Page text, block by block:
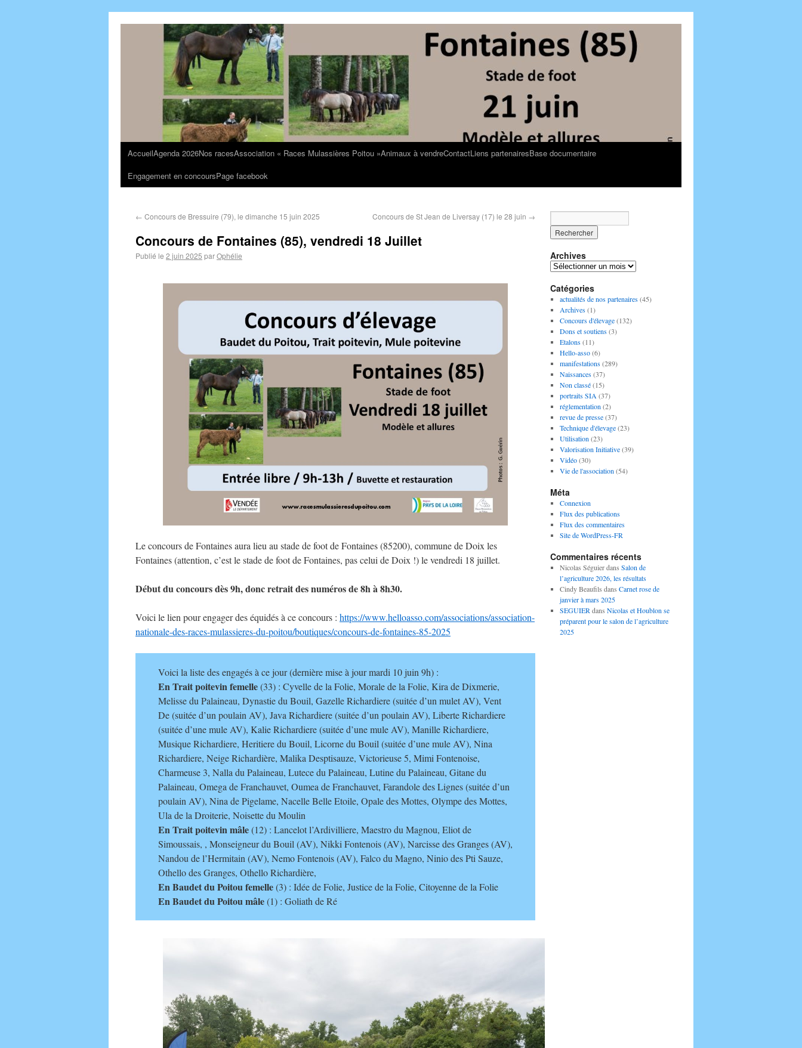
AccueilAgenda 2026Nos racesAssociation « Races Mulassières Poitou »Animaux à vendreContactLiens partenairesBase documentaire
Engagement en concoursPage facebook
← Concours de Bressuire (79), le dimanche 15 juin 2025 Concours de St Jean de Liversay (17) le 28 juin →
Concours de Fontaines (85), vendredi 18 Juillet
Publié le 2 juin 2025 parOphélie
Le concours de Fontaines aura lieu au stade de foot de Fontaines (85200), commune de Doix les
Fontaines (attention, c’est le stade de foot de Fontaines, pas celui de Doix !) le vendredi 18 juillet.
Début du concours dès 9h, donc retrait des numéros de 8h à 8h30.
Voici le lien pour engager des équidés à ce concours : https://www.helloasso.com/associations/association-
nationale-des-races-mulassieres-du-poitou/boutiques/concours-de-fontaines-85-2025
Voici la liste des engagés à ce jour (dernière mise à jour mardi 10 juin 9h) :
En Trait poitevin femelle(33) : Cyvelle de la Folie, Morale de la Folie, Kira de Dixmerie,
Melisse du Palaineau, Dynastie du Bouil, Gazelle Richardiere (suitée d’un mulet AV), Vent
De (suitée d’un poulain AV), Java Richardiere (suitée d’un poulain AV), Liberte Richardiere
(suitée d’une mule AV), Kalie Richardiere (suitée d’une mule AV), Manille Richardiere,
Musique Richardiere, Heritiere du Bouil, Licorne du Bouil (suitée d’une mule AV), Nina
Richardiere, Neige Richardière, Malika Desptisauze, Victorieuse 5, Mimi Fontenoise,
Charmeuse 3, Nalla du Palaineau, Lutece du Palaineau, Lutine du Palaineau, Gitane du
Palaineau, Omega de Franchauvet, Oumea de Franchauvet, Farandole des Lignes (suitée d’un
poulain AV), Nina de Pigelame, Nacelle Belle Etoile, Opale des Mottes, Olympe des Mottes,
Ula de la Droiterie, Noisette du Moulin
En Trait poitevin mâle(12) : Lancelot l’Ardivilliere, Maestro du Magnou, Eliot de
Simoussais, , Monseigneur du Bouil (AV), Nikki Fontenois (AV), Narcisse des Granges (AV),
Nandou de l’Hermitain (AV), Nemo Fontenois (AV), Falco du Magno, Ninio des Pti Sauze,
Othello des Granges, Othello Richardière,
En Baudet du Poitou femelle(3) : Idée de Folie, Justice de la Folie, Citoyenne de la Folie
En Baudet du Poitou mâle(1) : Goliath de Ré
Archives
Catégories
actualités de nos partenaires(45)
Archives(1)
Concours d'élevage(132)
Dons et soutiens(3)
Etalons(11)
Hello-asso(6)
manifestations(289)
Naissances(37)
Non classé(15)
portraits SIA (37)
réglementation (2)
revue de presse(37)
Technique d'élevage(23)
Utilisation (23)
Valorisation Initiative(39)
Vidéo(30)
Vie de l'association (54)
Méta
Connexion
Flux des publications
Flux des commentaires
Site de WordPress-FR
Commentaires récents
Nicolas Séguierdans Salon de
l’agriculture 2026, les résultats
Cindy Beaufils dans Carnet rose de
janvier à mars 2025
SEGUIER dans Nicolas et Houblon se
préparent pour le salon de l’agriculture
2025